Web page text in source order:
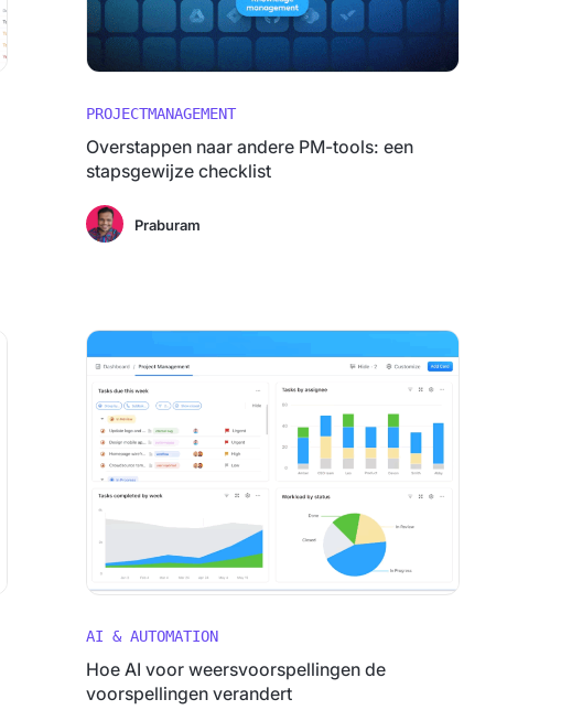
PROJECTMANAGEMENT
Overstappen naar andere PM-tools: een
stapsgewijze checklist
Praburam
AI & AUTOMATION
Hoe AI voor weersvoorspellingen de
voorspellingen verandert